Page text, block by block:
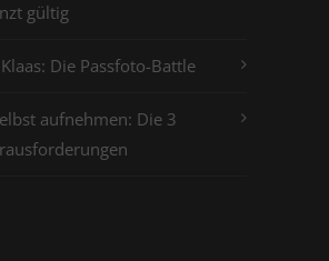
gültig
Die Passfoto-Battle
aufnehmen: Die 3